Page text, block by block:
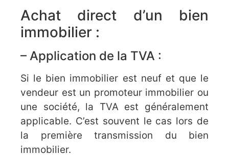
Achat direct d’un bien
immobilier :
– Application de la TVA :
Si le bien immobilier est neuf et que le
vendeur est un promoteur immobilier ou
une société, la TVA est généralement
applicable. C’est souvent le cas lors de
la première transmission du bien
immobilier.